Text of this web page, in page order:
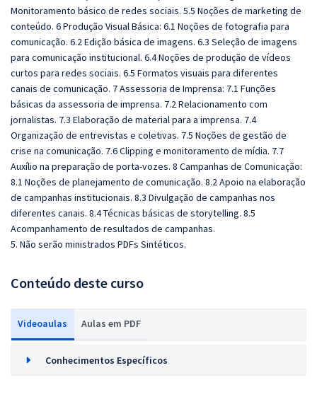
Monitoramento básico de redes sociais. 5.5 Noções de marketing de
conteúdo. 6 Produção Visual Básica: 6.1 Noções de fotografia para
comunicação. 6.2 Edição básica de imagens. 6.3 Seleção de imagens
para comunicação institucional. 6.4 Noções de produção de vídeos
curtos para redes sociais. 6.5 Formatos visuais para diferentes
canais de comunicação. 7 Assessoria de Imprensa: 7.1 Funções
básicas da assessoria de imprensa. 7.2 Relacionamento com
jornalistas. 7.3 Elaboração de material para a imprensa. 7.4
Organização de entrevistas e coletivas. 7.5 Noções de gestão de
crise na comunicação. 7.6 Clipping e monitoramento de mídia. 7.7
Auxílio na preparação de porta-vozes. 8 Campanhas de Comunicação:
8.1 Noções de planejamento de comunicação. 8.2 Apoio na elaboração
de campanhas institucionais. 8.3 Divulgação de campanhas nos
diferentes canais. 8.4 Técnicas básicas de storytelling. 8.5
Acompanhamento de resultados de campanhas.
5. Não serão ministrados PDFs Sintéticos.
Conteúdo deste curso
Videoaulas Aulas em PDF
Conhecimentos Específicos